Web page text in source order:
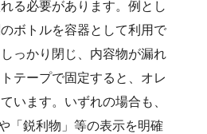
る必要があります。例とし
ボトルを容器として利用で
っかり閉じ、内容物が漏れ
テープで固定すると、オレ
います。いずれの場合も、
「鋭利物」等の表示を明確